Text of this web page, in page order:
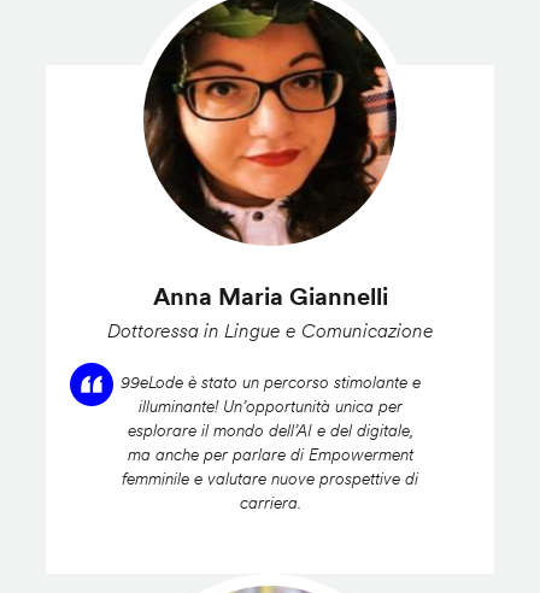
Anna Maria Giannelli
Dottoressa in Lingue e Comunicazione
99eLode è stato un percorso stimolante e
illuminante! Un’opportunità unica per
esplorare il mondo dell’AI e del digitale,
ma anche per parlare di Empowerment
femminile e valutare nuove prospettive di
carriera.